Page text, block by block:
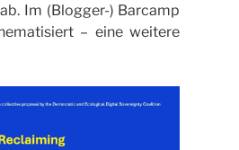
Im (Blogger-) Barcamp
– eine weitere